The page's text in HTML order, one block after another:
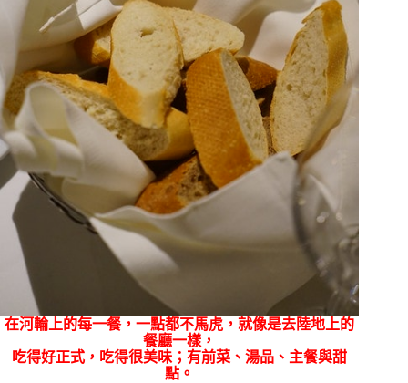
在河輪上的每一餐，一點都不馬虎，就像是去陸地上的
餐廳一樣，
吃得好正式，吃得很美味；有前菜、湯品、主餐與甜
點。